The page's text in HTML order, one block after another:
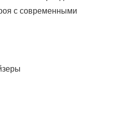
с современными